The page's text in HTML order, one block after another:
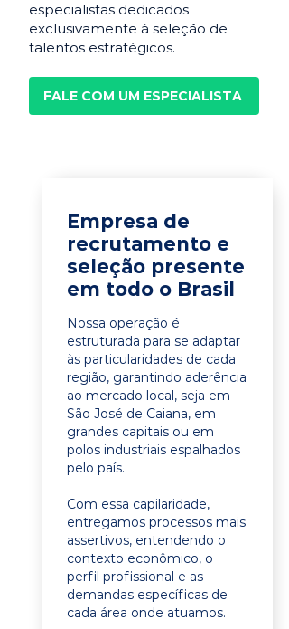
especialistas dedicados
exclusivamente à seleção de
talentos estratégicos.
FALE COM UM ESPECIALISTA
Empresa de
recrutamento e
seleção presente
em todo o Brasil
Nossa operação é
estruturada para se adaptar
às particularidades de cada
região, garantindo aderência
ao mercado local, seja em
São José de Caiana, em
grandes capitais ou em
polos industriais espalhados
pelo país.
Com essa capilaridade,
entregamos processos mais
assertivos, entendendo o
contexto econômico, o
perfil profissional e as
demandas específicas de
cada área onde atuamos.